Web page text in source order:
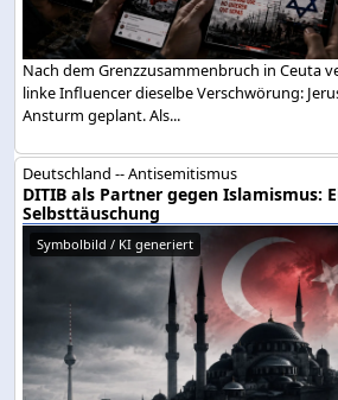
Nach dem Grenzzusammenbruch in Ceuta
linke Influencer dieselbe Verschwörung:
Ansturm geplant. Als...
Deutschland -- Antisemitismus
DITIB als Partner gegen Islamismus:
Selbsttäuschung
Symbolbild / KI generiert